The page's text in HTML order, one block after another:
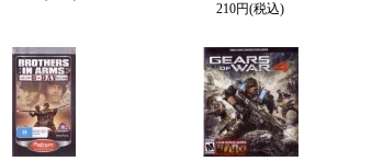
210円(税込)